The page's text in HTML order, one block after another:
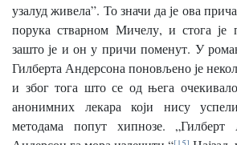
узалуд живела”. То значи да је ова
порука стварном Мичелу, и стога је
зашто је и он у причи поменут. У
Гилберта Андерсона поновљено је
и због тога што се од њега
анонимних лекара који нису
методама попут хипнозе. „Гилберт
[15]